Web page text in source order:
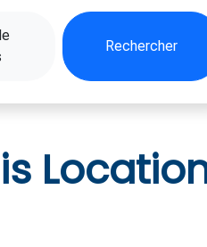
Rechercher